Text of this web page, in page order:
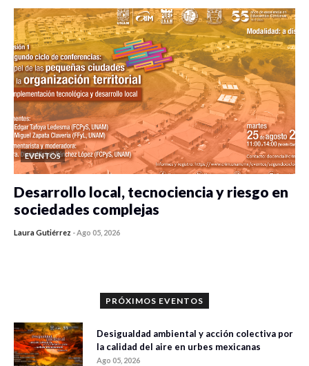
EVENTOS
Desarrollo local, tecnociencia y riesgo en
sociedades complejas
Laura Gutiérrez -Ago 05, 2026
PRÓXIMOS EVENTOS
Desigualdad ambiental y acción colectiva por
la calidad del aire en urbes mexicanas
Ago 05, 2026